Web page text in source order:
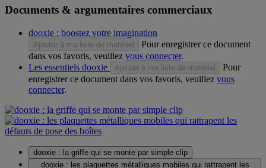
Documents & argumentaires commerciaux
dooxie : boostez votre imagination
Ajouter à ma liste de matériel
Pour enregistrer ce document
dans vos favoris, veuillez vous connecter.
Les essentiels dooxie
Ajouter à ma liste de matériel
Pour
enregistrer ce document dans vos favoris, veuillez vous
connecter.
dooxie : la griffe qui se monte par simple clip
dooxie : les plaquettes métalliques mobiles qui rattrapent les